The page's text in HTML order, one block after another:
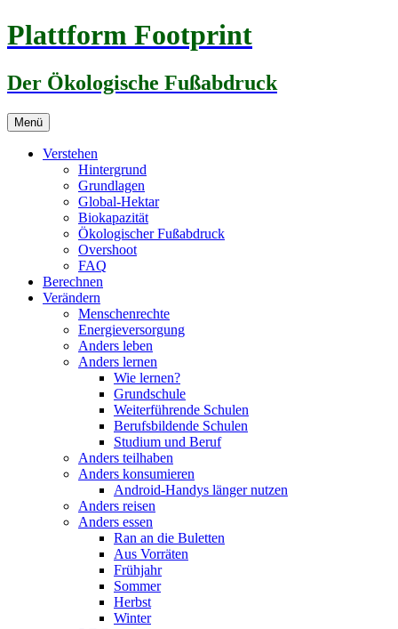
Zum
Inhalt
Plattform Footprint
Der Ökologische Fußabdruck
Menü
Verstehen
Hintergrund
Grundlagen
Global-Hektar
Biokapazität
Ökologischer Fußabdruck
Overshoot
FAQ
Berechnen
Verändern
Menschenrechte
Energieversorgung
Anders leben
Anders lernen
Wie lernen?
Grundschule
Weiterführende Schulen
Berufsbildende Schulen
Studium und Beruf
Anders teilhaben
Anders konsumieren
Android-Handys länger nutzen
Anders reisen
Anders essen
Ran an die Buletten
Aus Vorräten
Frühjahr
Sommer
Herbst
Winter